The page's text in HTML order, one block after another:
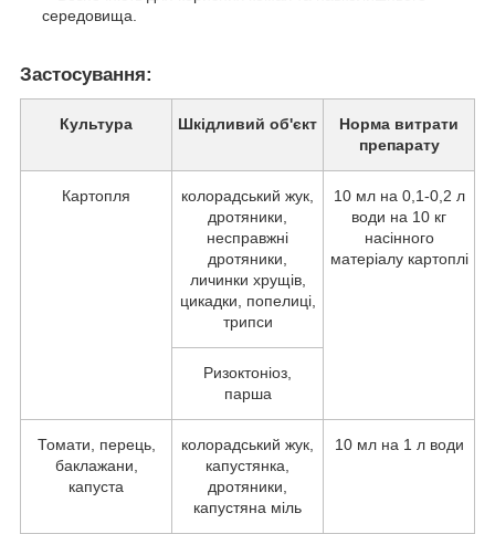
середовища.
Застосування:
Культура Шкідливий об'єкт
Норма витрати
препарату
Картопля
колорадський жук,
дротяники,
несправжні
дротяники,
личинки хрущів,
цикадки, попелиці,
трипси
10 мл на 0,1-0,2 л
води на 10 кг
насінного
матеріалу картоплі
Ризоктоніоз,
парша
Томати, перець,
баклажани,
капуста
колорадський жук,
капустянка,
дротяники,
капустяна міль
10 мл на 1 л води